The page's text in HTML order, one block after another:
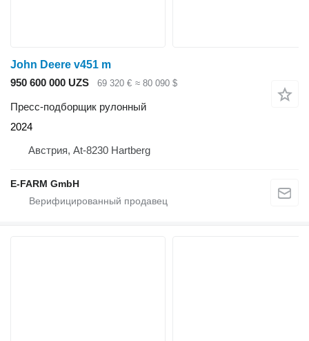
John Deere v451 m
950 600 000 UZS
69 320 € ≈ 80 090 $
Пресс-подборщик рулонный
2024
Австрия, At-8230 Hartberg
E-FARM GmbH